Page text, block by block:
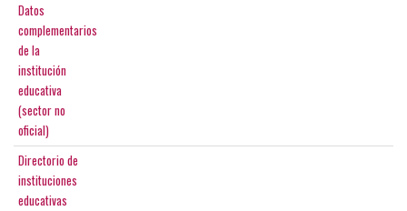
Datos
complementarios
de la
institución
educativa
(sector no
oficial)
Directorio de
instituciones
educativas